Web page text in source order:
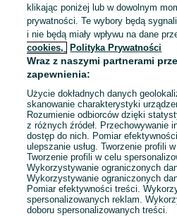
To ogłoszenie nie
Przejdź na
klikając poniżej lub w dowolnym
prywatności. Te wybory będą
i nie będą miały wpływu na dane
cookies,
Polityka Prywatności
Wraz z naszymi partnerami
zapewnienia:
Użycie dokładnych danych
skanowanie charakterystyki
Rozumienie odbiorców dzięki
z różnych źródeł. Przechowywanie
dostęp do nich. Pomiar
ulepszanie usług. Tworzenie profili
Tworzenie profili w celu
Wykorzystywanie ograniczonych
Wykorzystywanie ograniczonych
Pomiar efektywności treści.
spersonalizowanych reklam.
doboru spersonalizowanych treści.